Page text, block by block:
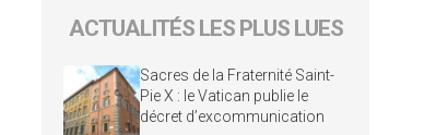
ACTUALITÉS LES PLUS LUES
Sacres de la Fraternité Saint-
Pie X : le Vatican publie le
décret d’excommunication